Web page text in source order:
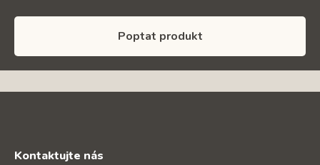
Poptat produkt
Kontaktujte nás